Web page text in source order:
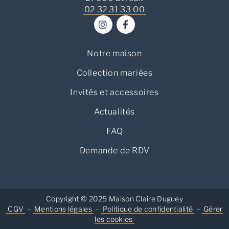
02 32 31 33 00
Notre maison
Collection mariées
Invités et accessoires
Actualités
FAQ
Demande de RDV
Copyright © 2025 Maison Claire Duguey
CGV – Mentions légales – Politique de confidentialité – Gérer
les cookies